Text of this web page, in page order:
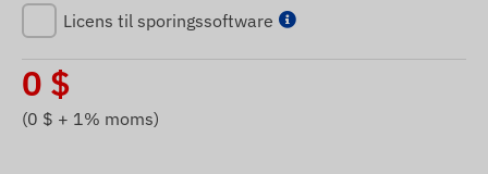
Licens til sporingssoftware
0 $
(0 $ + 1% moms)